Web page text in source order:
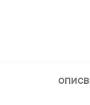
ОПИС